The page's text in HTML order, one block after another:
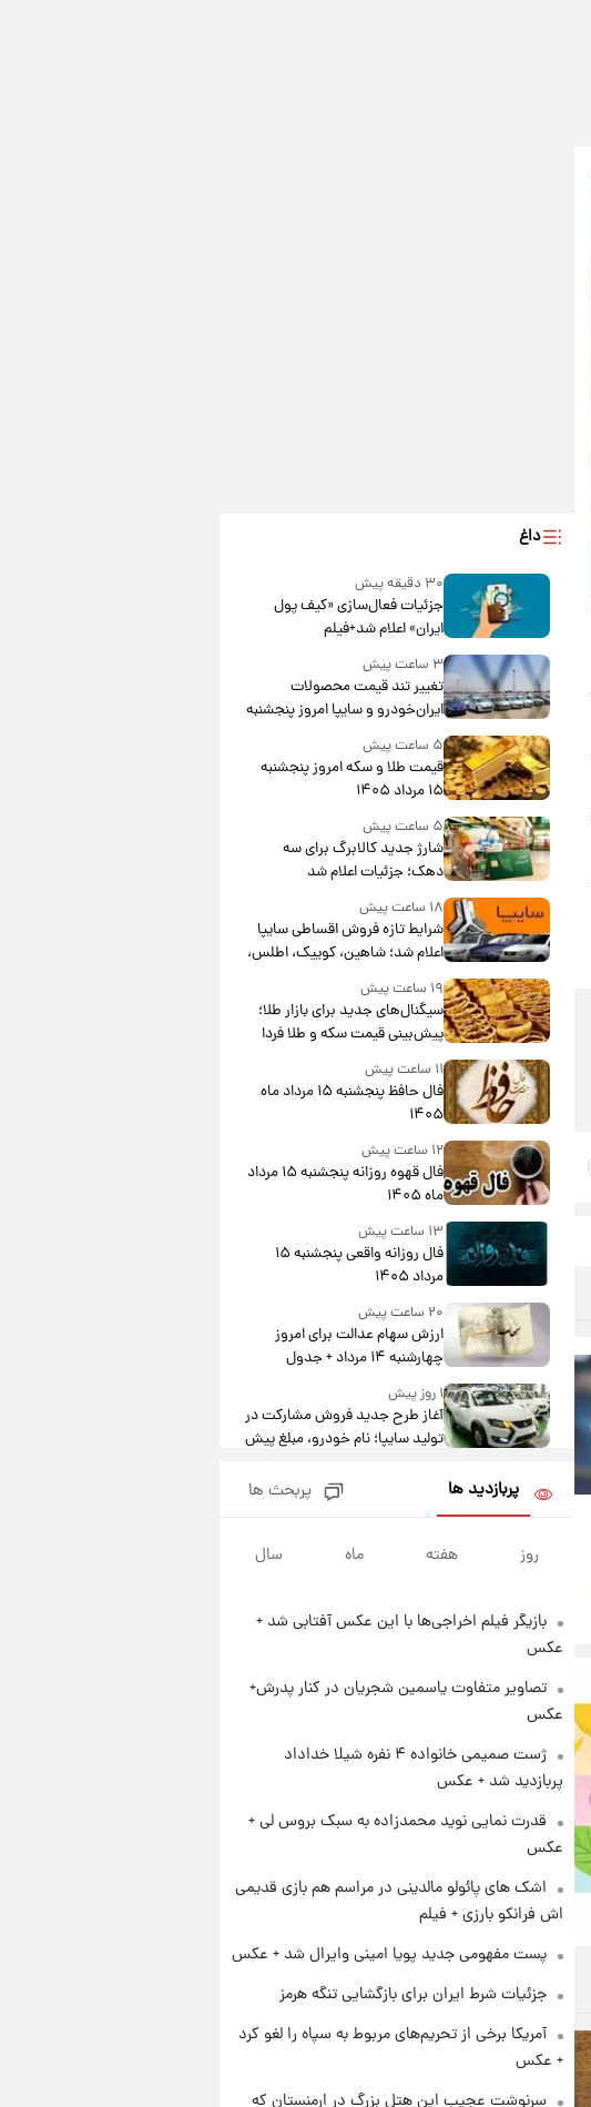
داغ
۳۰ دقیقه پیش
جزئیات فعال‌سازی «کیف پول
ایران» اعلام شد+فیلم
۳ ساعت پیش
تغییر تند قیمت محصولات
ایران‌خودرو و سایپا امروز پنجشنبه
۱۵ مرداد ۱۴۰۵ +جدول
۵ ساعت پیش
قیمت طلا و سکه امروز پنجشنبه
۱۵ مرداد ۱۴۰۵
۵ ساعت پیش
شارژ جدید کالابرگ برای سه
دهک؛ جزئیات اعلام شد
۱۸ ساعت پیش
شرایط تازه فروش اقساطی سایپا
اعلام شد؛ شاهین، کوییک، اطلس،
سهند و ساینا با اقساط بلندمدت +
جدول
۱۹ ساعت پیش
سیگنال‌های جدید برای بازار طلا؛
پیش‌بینی قیمت سکه و طلا فردا
۱۱ ساعت پیش
فال حافظ پنجشنبه ۱۵ مرداد ماه
۱۴۰۵
۱۲ ساعت پیش
فال قهوه روزانه پنجشنبه ۱۵ مرداد
ماه ۱۴۰۵
۱۳ ساعت پیش
فال روزانه واقعی پنجشنبه ۱۵
مرداد ۱۴۰۵
۲۰ ساعت پیش
ارزش سهام عدالت برای امروز
چهارشنبه ۱۴ مرداد + جدول
۱ روز پیش
آغاز طرح جدید فروش مشارکت در
تولید سایپا؛ نام خودرو، مبلغ پیش
مشارکت چند درصد است؟
زمان پخش «مرد سه هزار چهره»
مشخص شد
۱ روز پیش
صمیمانه آبی ها با رامین!
از حردانی به مذاق رضاییان خوش
اواخر دهه ۱۲۹۰ شمسی
پربازدید ها پربحث ها
روز هفته ماه سال
بازیگر فیلم اخراجی‌ها با این عکس آفتابی شد +
عکس
تصاویر متفاوت یاسمین شجریان در کنار پدرش+
عکس
ژست صمیمی خانواده ۴ نفره شیلا خداداد
پربازدید شد + عکس
قدرت نمایی نوید محمدزاده به سبک بروس لی +
عکس
اشک های پائولو مالدینی در مراسم هم بازی قدیمی
اش فرانکو بارزی + فیلم
پست مفهومی جدید پویا امینی وایرال شد + عکس
جزئیات شرط ایران برای بازگشایی تنگه هرمز
آمریکا برخی از تحریم‌های مربوط به سپاه را لغو کرد
+ عکس
سرنوشت عجیب این هتل بزرگ در ارمنستان که